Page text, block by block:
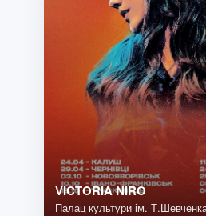
VICTORIA NIRO
Палац культури ім.